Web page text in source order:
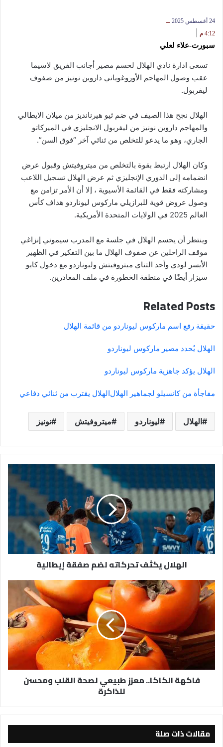
24 أغسطس 2025
4:12 م
سبورت-علاء لعلي
تسعى ادارة نادي الهلال لحسم مصير أجانب الفريق لاسيما
عقب وصول المهاجم الأوروغوياني داروين نونيز من صفوف
ليفربول.
الهلال نجح هذا الصيف في ضم ثيو هيرنانديز من ميلان الايطالي
والمهاجم داروين نونيز من ليفربول الانجليزي في الميركاتو
الجاري، وهو ما يدعو للتخلص من ثنائي آخر “فوق السن”.
وكان الهلال ارتبط بقوة بالتخلص من ميتروفيتش وقبول عرض
انضمامه إلى الدوري الإنجليزي ثم عرض الهلال تسجيل اللاعب
ومشاركته فقط في القائمة الأسيوية ، إلا أن الأمر تزامن مع
وصول عروض قوية للبرازيلي ماركوس ليوناردو هداف كأس
العالم 2025 في الولايات المتحدة الأمريكية.
وينتظر أن يحسم الهلال في جلسة مع المدرب سيموني إنزاغي
موقف الراحلين عن صفوف الهلال ما بين التفكير في الظهير
الأيسر لودي وأحد الثناي ميتروفيتش وليوناردو مع دخول كايو
سيزار أيضًا في منطقة الخطورة في ملف المغادرين.
Related Posts
حقيقة رفع اسم ماركوس ليوناردو من قائمة الهلال
الهلال يُحدد مصير ماركوس ليوناردو
الهلال يؤكد جاهزية ماركوس ليوناردو
مفاجأة من كانسيلو لجماهير الهلالالهلال يقترب من ثنائي دفاعي
الهلال ليوناردو ميتروفيتش نونيز
تحركاته
لضم
صفقة
إيطالية
الهلال يكثف تحركاته لضم صفقة إيطالية
فاكهة
الكاكا..
معزز
طبيعي
القلب
ومحسن
للذاكرة
فاكهة الكاكا.. معزز طبيعي لصحة القلب ومحسن
للذاكرة
مقالات ذات صلة